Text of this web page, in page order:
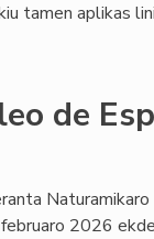
tamen aplikas
de
Naturamikaro
2026 ekde